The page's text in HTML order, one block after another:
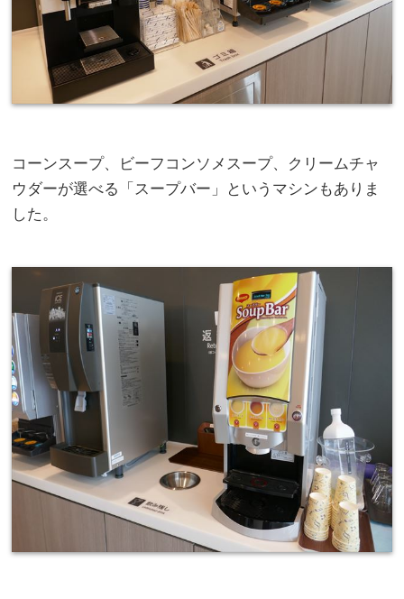
コーンスープ、ビーフコンソメスープ、クリームチャ
ウダーが選べる「スープバー」というマシンもありま
した。